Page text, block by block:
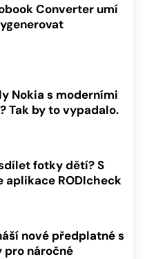
Converter umí
Nokia s moderními
Tak by to vypadalo.
fotky dětí? S
aplikace RODIcheck
nové předplatné s
pro náročné